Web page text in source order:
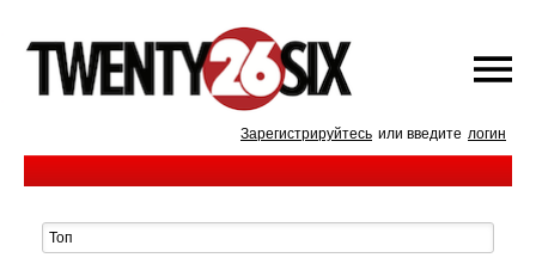
Зарегистрируйтесь или введите логин